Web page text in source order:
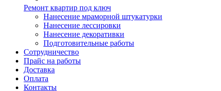
Ремонт квартир под ключ
Нанесение мраморной штукатурки
Нанесение лессировки
Нанесение декоративки
Подготовительные работы
Сотрудничество
Прайс на работы
Доставка
Оплата
Контакты